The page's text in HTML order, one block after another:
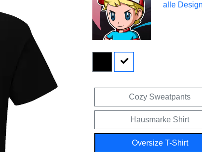
alle
Cozy Sweatpants
Hausmarke Shirt
Oversize T-Shirt